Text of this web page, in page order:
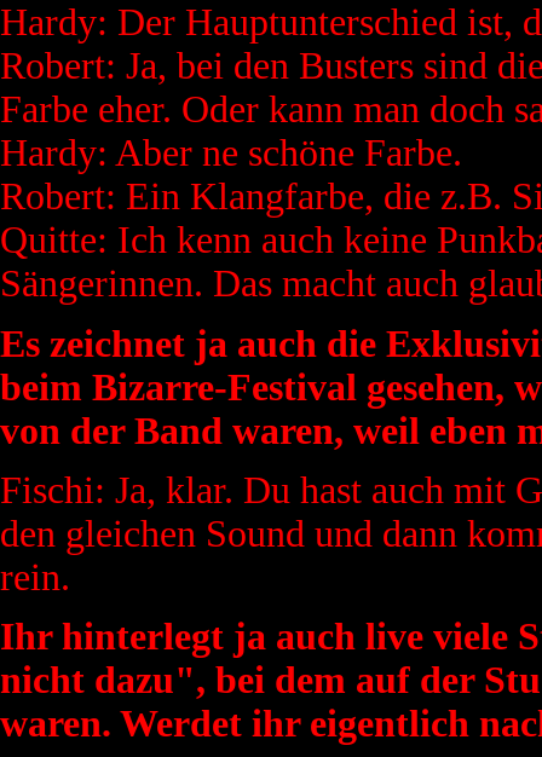
Hardy: Der Hauptunterschied ist,
Robert: Ja, bei den Busters sind
Farbe eher. Oder kann man doch
Hardy: Aber ne schöne Farbe.
Robert: Ein Klangfarbe, die z.B.
Quitte: Ich kenn auch keine
Sängerinnen. Das macht auch
Es zeichnet ja auch die
beim Bizarre-Festival gesehen,
von der Band waren, weil eben
Fischi: Ja, klar. Du hast auch mit
den gleichen Sound und dann
rein.
Ihr hinterlegt ja auch live viele
nicht dazu", bei dem auf der
waren. Werdet ihr eigentlich